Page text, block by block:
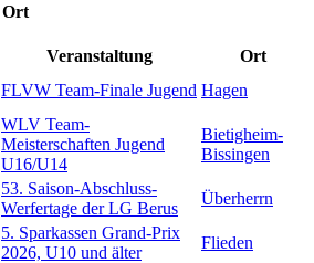
Ort
Veranstaltung
Ort
FLVW Team-Finale Jugend Hagen
WLV Team-
Meisterschaften Jugend
U16/U14
Bietigheim-
Bissingen
53. Saison-Abschluss-
Werfertage der LG Berus
Überherrn
5. Sparkassen Grand-Prix
2026, U10 und älter
Flieden